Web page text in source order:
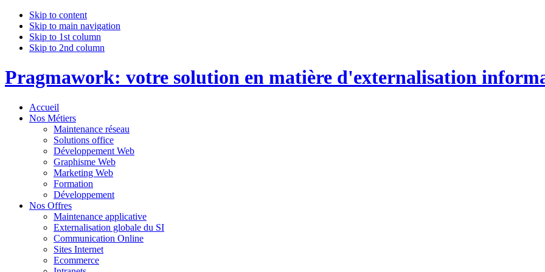
Skip to content
Skip to main navigation
Skip to 1st column
Skip to 2nd column
Pragmawork: votre solution en matière d'externalisation
Accueil
Nos Métiers
Maintenance réseau
Solutions office
Développement Web
Graphisme Web
Marketing Web
Formation
Développement
Nos Offres
Maintenance applicative
Externalisation globale du SI
Communication Online
Sites Internet
Ecommerce